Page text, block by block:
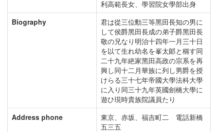
利高範長女、學習院女學部出身
Biography
君は從三位勳三等黑田長知の男に
して侯爵黑田長成の弟子爵黑田長
敬の兄なり明治十四年一月三十日
を以て生れ幼名を峯太郞と稱す同
二十九年絶家黑田高政の宗系を再
興し同十二月華族に列し男爵を授
けらる三十七年帝國大學法科大學
に入り同三十九年英國劍橋大學に
遊ひ現時貴族院議員たり
Address phone
東京、赤坂、福吉町二 電話新橋
五三五